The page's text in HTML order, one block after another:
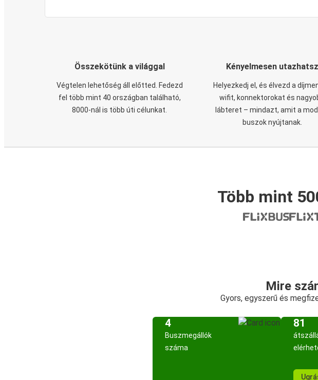
Összekötünk a világgal
Végtelen lehetőség áll előtted. Fedezd
fel több mint 40 országban található,
8000-nál is több úti célunkat.
Kényelmesen utazhatsz
Helyezkedj el, és élvezd a
wifit, konnektorokat és
lábteret – mindazt, amit a
buszok nyújtanak.
Több mint
Mire
Gyors, egyszerű és
4
Buszmegállók
száma
81